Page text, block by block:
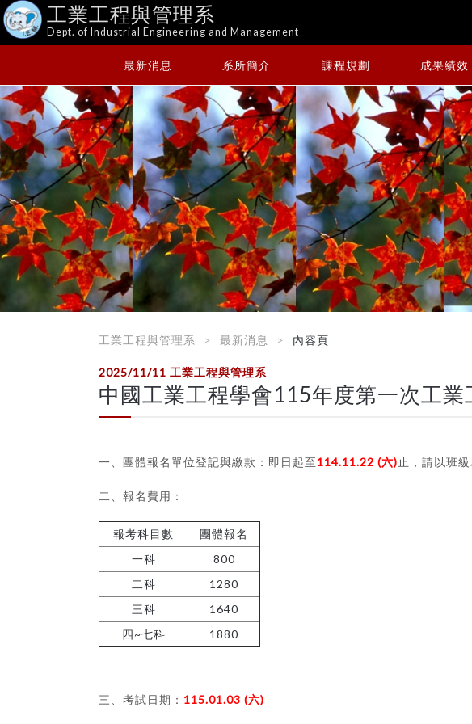
工業工程與管理系
Dept. of Industrial Engineering and Management
最新消息 系所簡介 課程規劃 成果績效
工業工程與管理系 最新消息 內容頁
2025/11/11 工業工程與管理系
中國工業工程學會115年度第一次工
一、 團體報名單位登記與繳款：即日起至114.11.22 (六) 止，請以班
二、報名費用：
報考科目數
團體報名
一科
800
二科
1280
三科
1640
四~七科
1880
三、考試日期： 115.01.03 (六)